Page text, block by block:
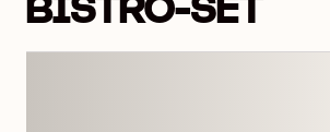
BISTRO-SET